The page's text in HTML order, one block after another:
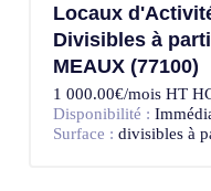
Locaux
Divisibles à
MEAUX (77100)
1 000.00€/mois HT
Disponibilité :
Surface : divisibles à